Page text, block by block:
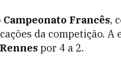
Campeonato Francês,
da competição. A
Rennespor 4 a 2.